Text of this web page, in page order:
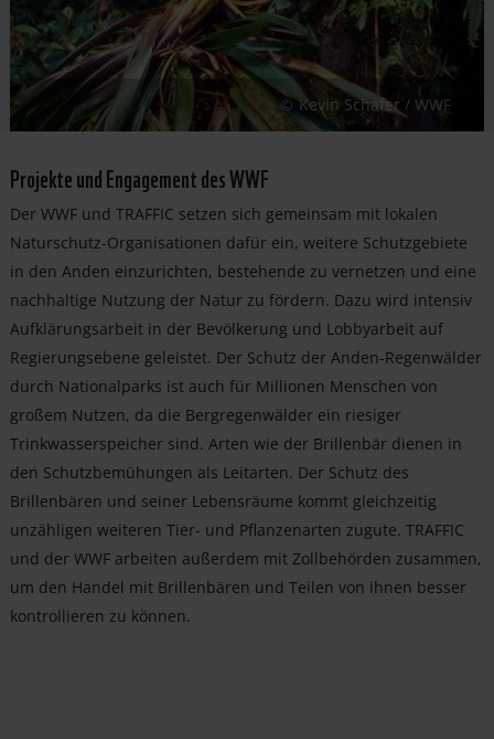
Kevin Schafer / WWF
Projekte und Engagement des WWF
Der WWF und TRAFFIC setzen sich gemeinsam mit lokalen
Naturschutz-Organisationen dafür ein, weitere Schutzgebiete
in den Anden einzurichten, bestehende zu vernetzen und eine
nachhaltige Nutzung der Natur zu fördern. Dazu wird intensiv
Aufklärungsarbeit in der Bevölkerung und Lobbyarbeit auf
Regierungsebene geleistet. Der Schutz der Anden-Regenwälder
durch Nationalparks ist auch für Millionen Menschen von
großem Nutzen, da die Bergregenwälder ein riesiger
Trinkwasserspeicher sind. Arten wie der Brillenbär dienen in
den Schutzbemühungen als Leitarten. Der Schutz des
Brillenbären und seiner Lebensräume kommt gleichzeitig
unzähligen weiteren Tier- und Pflanzenarten zugute. TRAFFIC
und der WWF arbeiten außerdem mit Zollbehörden zusammen,
um den Handel mit Brillenbären und Teilen von ihnen besser
kontrollieren zu können.